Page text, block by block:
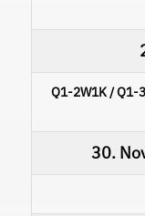
Q1-2W1K / Q1-
30.